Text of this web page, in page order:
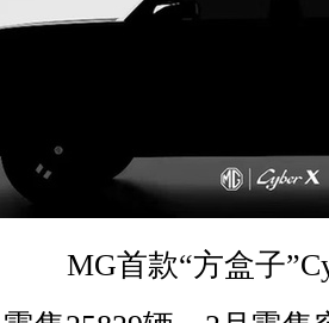
MG首款“方盒子